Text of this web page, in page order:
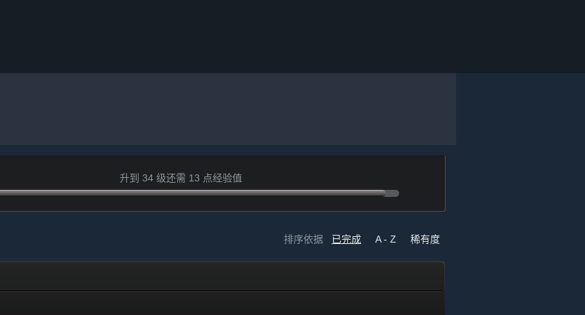
升到 34 级还需 13 点经验值
排序依据 已完成 A - Z 稀有度